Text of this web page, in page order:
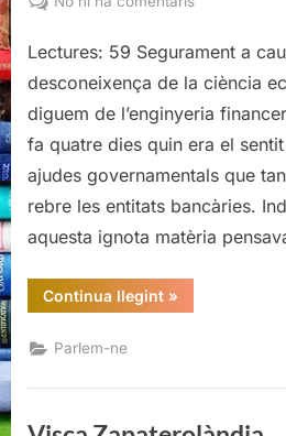
i
jo
banca
i
crisi
Lectures: 59 Segurament a
desconeixença de la ciència
diguem de l’enginyeria
fa quatre dies quin era el
ajudes governamentals que
rebre les entitats bancàries.
aquesta ignota matèria
Continua llegint“Ajuda’m
i
crisi”
»
Parlem-ne